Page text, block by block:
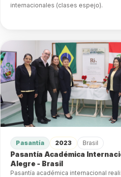
internacionales (clases espejo).
Pasantía 2023 Brasil
Pasantía Académica
Alegre - Brasil
Pasantía académica internacional